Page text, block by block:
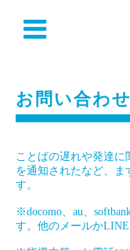
お問い合わせ
ことばの遅れや発達に
を通知されたなど、ま
す。
※docomo、au、
す。他のメールか